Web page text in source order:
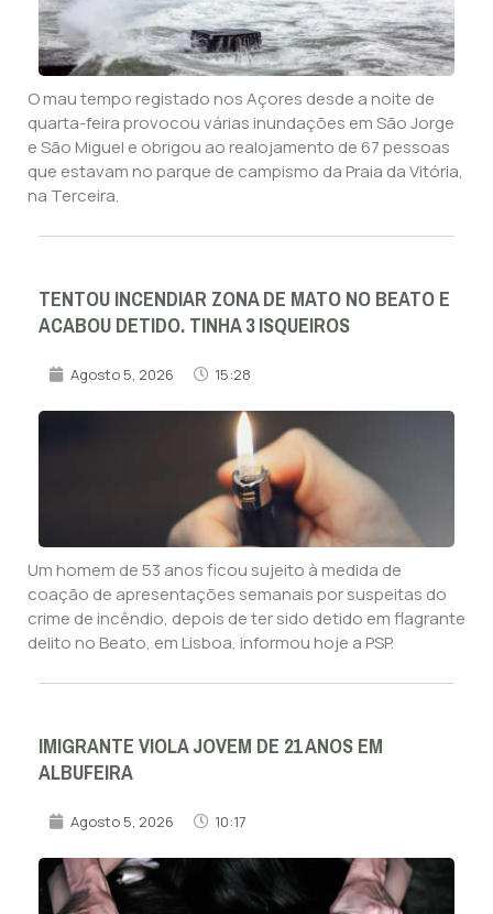
O mau tempo registado nos Açores desde a noite de
quarta-feira provocou várias inundações em São Jorge
e São Miguel e obrigou ao realojamento de 67 pessoas
que estavam no parque de campismo da Praia da Vitória,
na Terceira.
TENTOU INCENDIAR ZONA DE MATO NO BEATO E
ACABOU DETIDO. TINHA 3 ISQUEIROS
Agosto 5, 2026 15:28
Um homem de 53 anos ficou sujeito à medida de
coação de apresentações semanais por suspeitas do
crime de incêndio, depois de ter sido detido em flagrante
delito no Beato, em Lisboa, informou hoje a PSP.
IMIGRANTE VIOLA JOVEM DE 21 ANOS EM
ALBUFEIRA
Agosto 5, 2026 10:17